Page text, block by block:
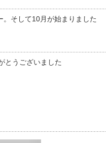
。そして10月が始まりました
とうございました